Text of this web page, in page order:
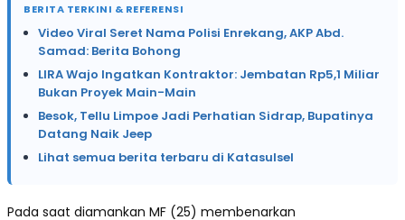
BERITA TERKINI & REFERENSI
Video Viral Seret Nama Polisi Enrekang, AKP Abd.
Samad: Berita Bohong
LIRA Wajo Ingatkan Kontraktor: Jembatan Rp5,1 Miliar
Bukan Proyek Main-Main
Besok, Tellu Limpoe Jadi Perhatian Sidrap, Bupatinya
Datang Naik Jeep
Lihat semua berita terbaru di Katasulsel
Pada saat diamankan MF (25) membenarkan